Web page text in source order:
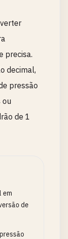
precisa.
decimal,
pressão
ou
de 1
em
de